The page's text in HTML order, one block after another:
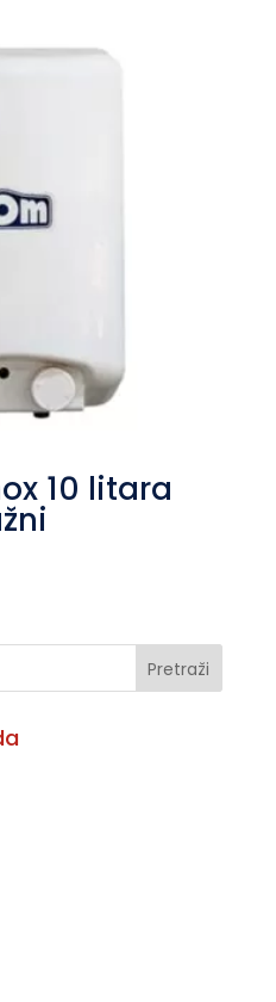
10 litara